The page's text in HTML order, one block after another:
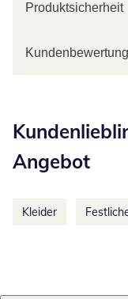
Produktsicherheit
Angebot
Kleider